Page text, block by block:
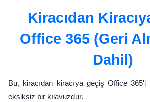
Kiracıdan
Office 365 (Geri
Dahil)
Bu, kiracıdan kiracıya geçiş Office
eksiksiz bir kılavuzdur.